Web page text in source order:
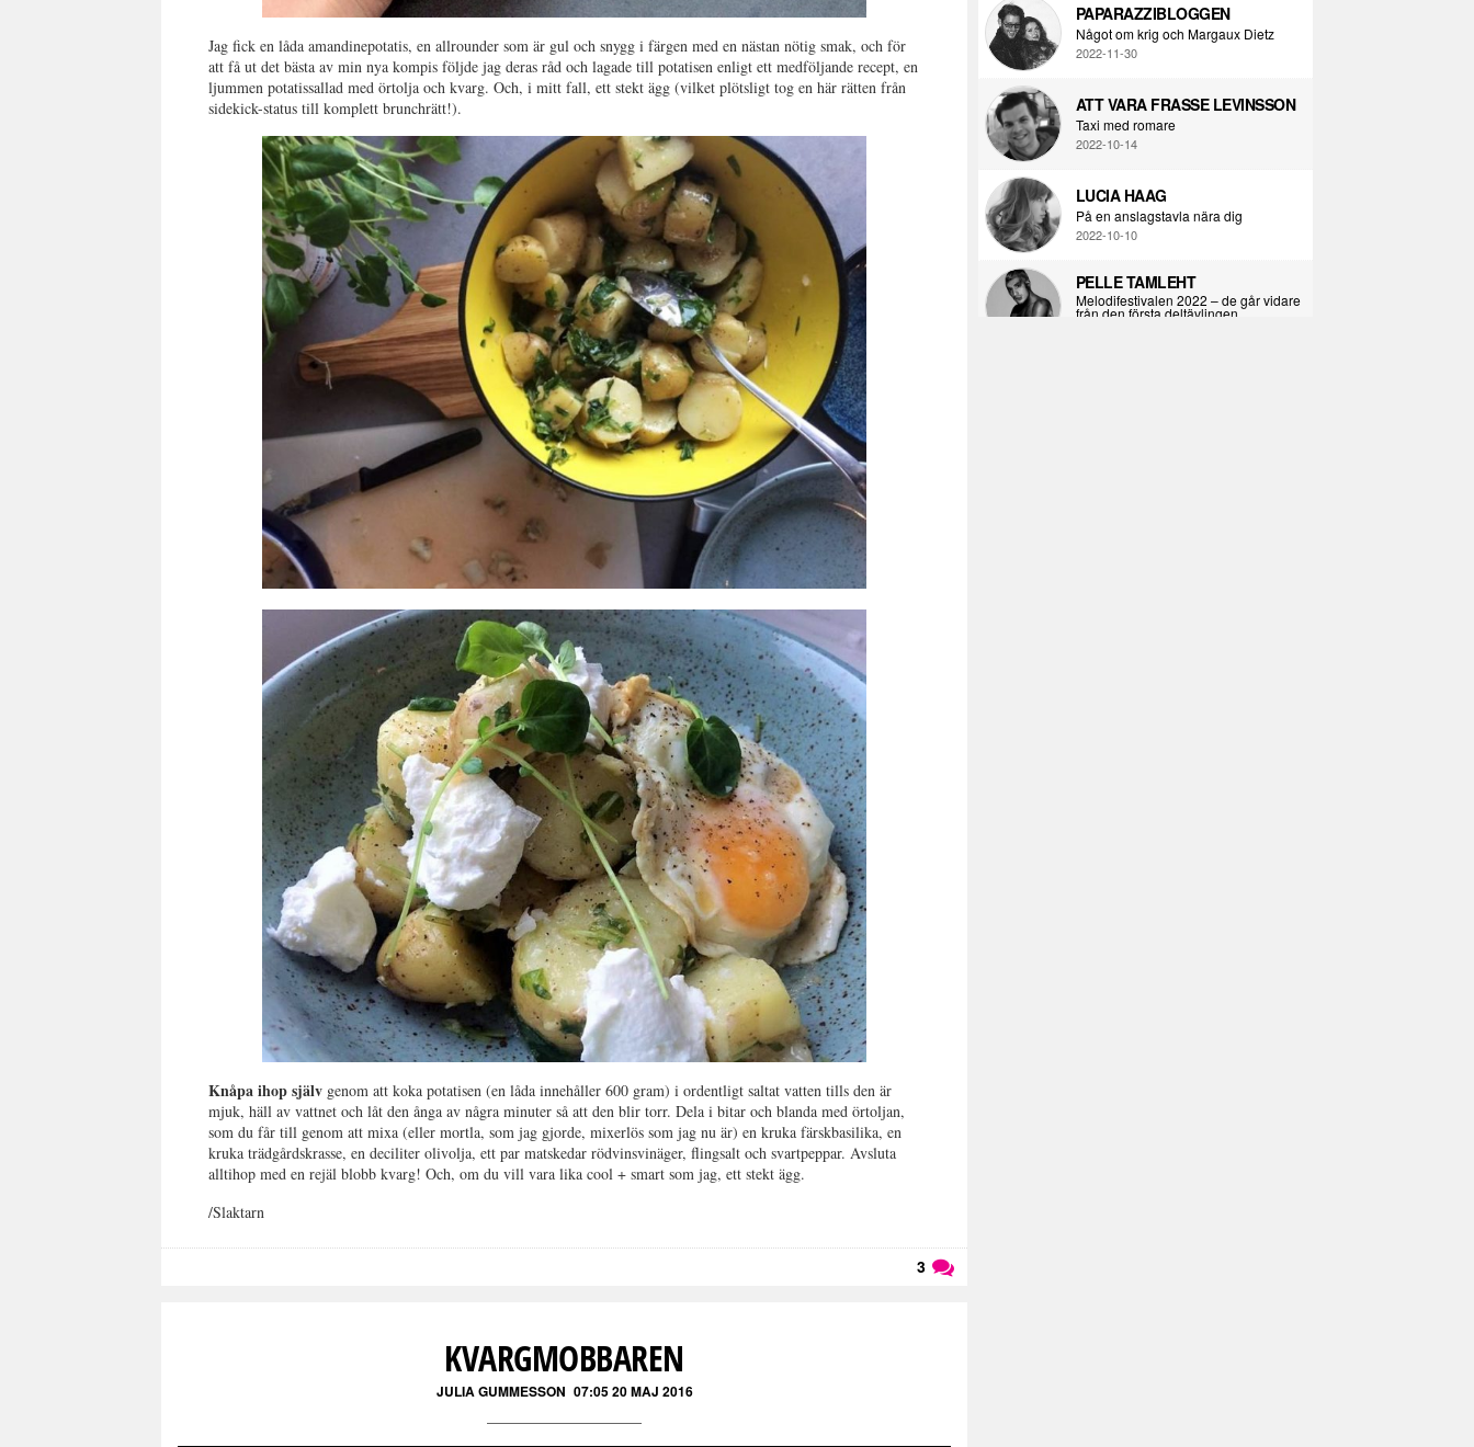
Jag fick en låda amandinepotatis, en allrounder som är gul och snygg i färgen med en nästan nötig smak, och för
att få ut det bästa av min nya kompis följde jag deras råd och lagade till potatisen enligt ett medföljande recept, en
ljummen potatissallad med örtolja och kvarg. Och, i mitt fall, ett stekt ägg (vilket plötsligt tog en här rätten från
sidekick-status till komplett brunchrätt!).
Knåpa ihop själv genom att koka potatisen (en låda innehåller 600 gram) i ordentligt saltat vatten tills den är
mjuk, häll av vattnet och låt den ånga av några minuter så att den blir torr. Dela i bitar och blanda med örtoljan,
som du får till genom att mixa (eller mortla, som jag gjorde, mixerlös som jag nu är) en kruka färskbasilika, en
kruka trädgårdskrasse, en deciliter olivolja, ett par matskedar rödvinsvinäger, flingsalt och svartpeppar. Avsluta
alltihop med en rejäl blobb kvarg! Och, om du vill vara lika cool + smart som jag, ett stekt ägg.
/Slaktarn
3
KVARGMOBBAREN
JULIA GUMMESSON 07:05 20 MAJ 2016
PAPARAZZIBLOGGEN
Något om krig och Margaux Dietz
2022-11-30
ATT VARA FRASSE LEVINSSON
Taxi med romare
2022-10-14
LUCIA HAAG
På en anslagstavla nära dig
2022-10-10
PELLE TAMLEHT
Melodifestivalen 2022 – de går vidare
från den första deltävlingen